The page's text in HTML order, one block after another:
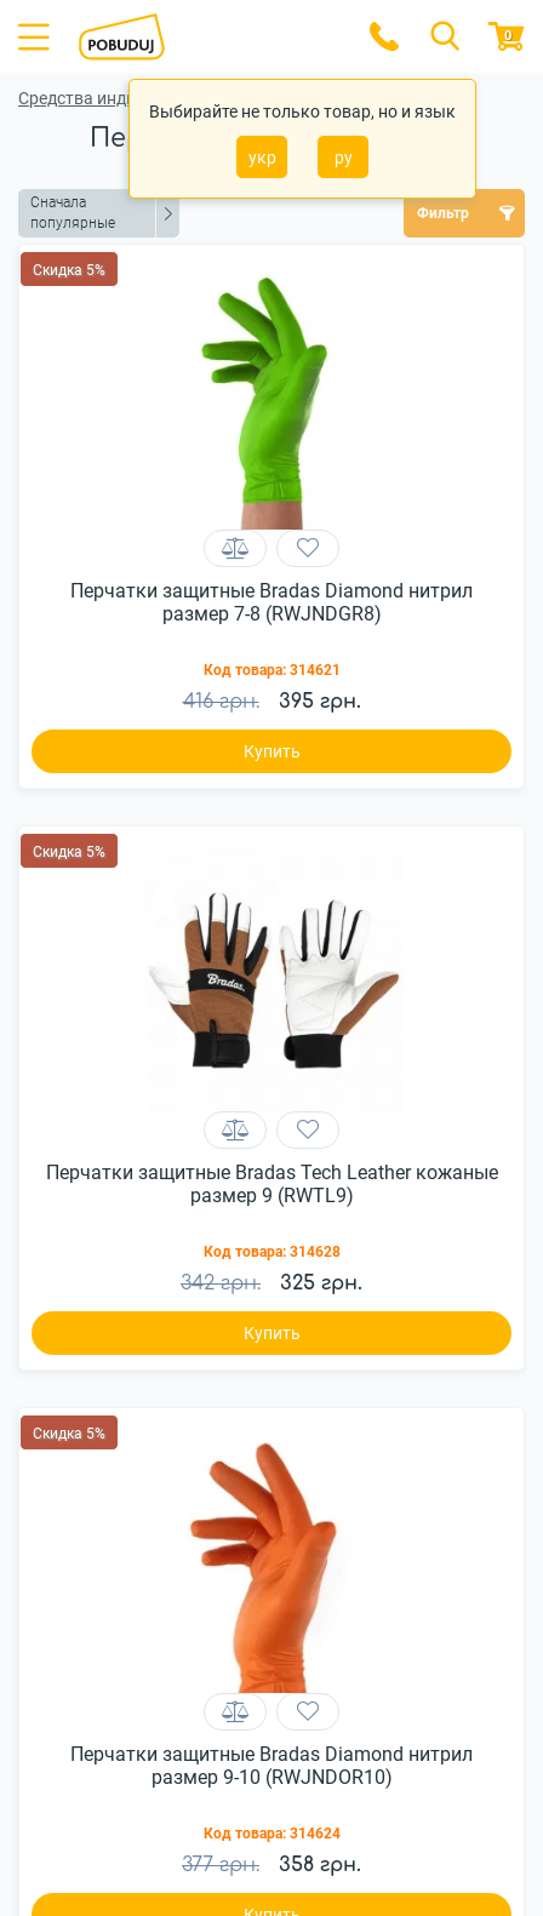
Выбирайте не только товар, но и язык
укр ру
0
Средства индивидуальной защиты
Перчатки строительные
Сначала
популярные
Фильтр
Скидка 5%
Перчатки защитные Bradas Diamond нитрил
размер 7-8 (RWJNDGR8)
Код товара: 314621
416 грн. 395 грн.
Купить
Скидка 5%
Перчатки защитные Bradas Tech Leather кожаные
размер 9 (RWTL9)
Код товара: 314628
342 грн. 325 грн.
Купить
Скидка 5%
Перчатки защитные Bradas Diamond нитрил
размер 9-10 (RWJNDOR10)
Код товара: 314624
377 грн. 358 грн.